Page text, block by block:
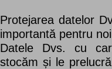
Protejarea datelor
importantă pentru
Datele Dvs. cu
stocăm și le